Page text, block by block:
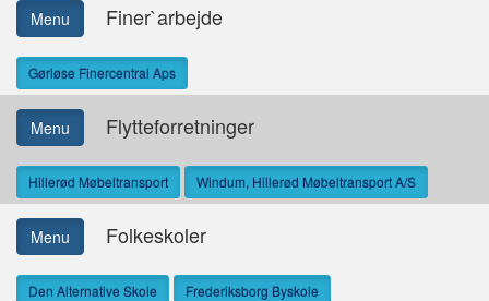
Menu Finer`arbejde
Gørløse Finercentral Aps
Menu Flytteforretninger
Hillerød Møbeltransport Windum, Hillerød Møbeltransport A/S
Menu Folkeskoler
Den Alternative Skole
Frederiksborg Byskole